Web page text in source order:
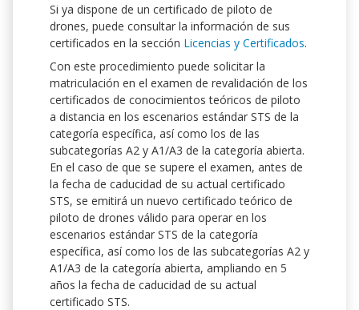
Si ya dispone de un certificado de piloto de
drones, puede consultar la información de sus
certificados en la sección Licencias y Certificados.
Con este procedimiento puede solicitar la
matriculación en el examen de revalidación de los
certificados de conocimientos teóricos de piloto
a distancia en los escenarios estándar STS de la
categoría específica, así como los de las
subcategorías A2 y A1/A3 de la categoría abierta.
En el caso de que se supere el examen, antes de
la fecha de caducidad de su actual certificado
STS, se emitirá un nuevo certificado teórico de
piloto de drones válido para operar en los
escenarios estándar STS de la categoría
específica, así como los de las subcategorías A2 y
A1/A3 de la categoría abierta, ampliando en 5
años la fecha de caducidad de su actual
certificado STS.